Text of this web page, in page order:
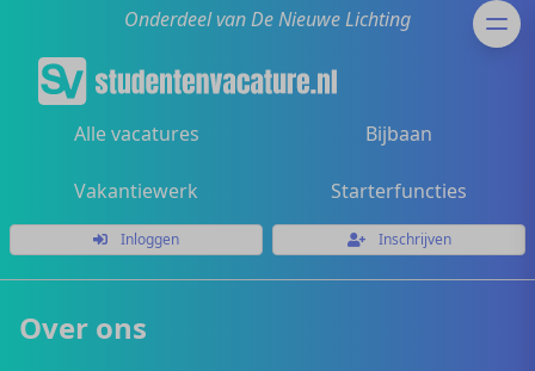
Onderdeel van De Nieuwe Lichting
Alle vacatures Bijbaan
Vakantiewerk Starterfuncties
Inloggen Inschrijven
Over ons